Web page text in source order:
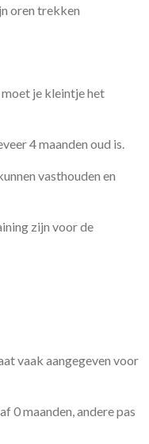
oren trekken
je kleintje het
4 maanden oud is.
vasthouden en
zijn voor de
vaak aangegeven voor
0 maanden, andere pas